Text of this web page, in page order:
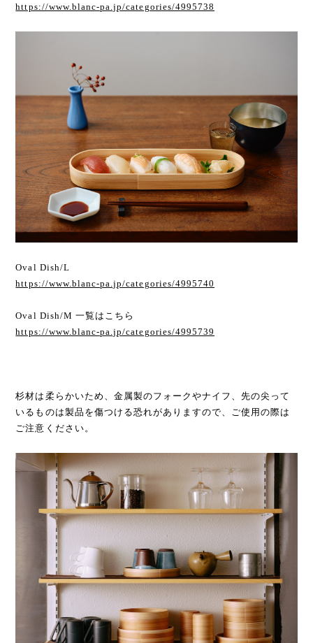
https://www.blanc-pa.jp/categories/4995738
Oval Dish/L
https://www.blanc-pa.jp/categories/4995740
Oval Dish/M 一覧はこちら
https://www.blanc-pa.jp/categories/4995739
杉材は柔らかいため、金属製のフォークやナイフ、先の尖って
いるものは製品を傷つける恐れがありますので、ご使用の際は
ご注意ください。